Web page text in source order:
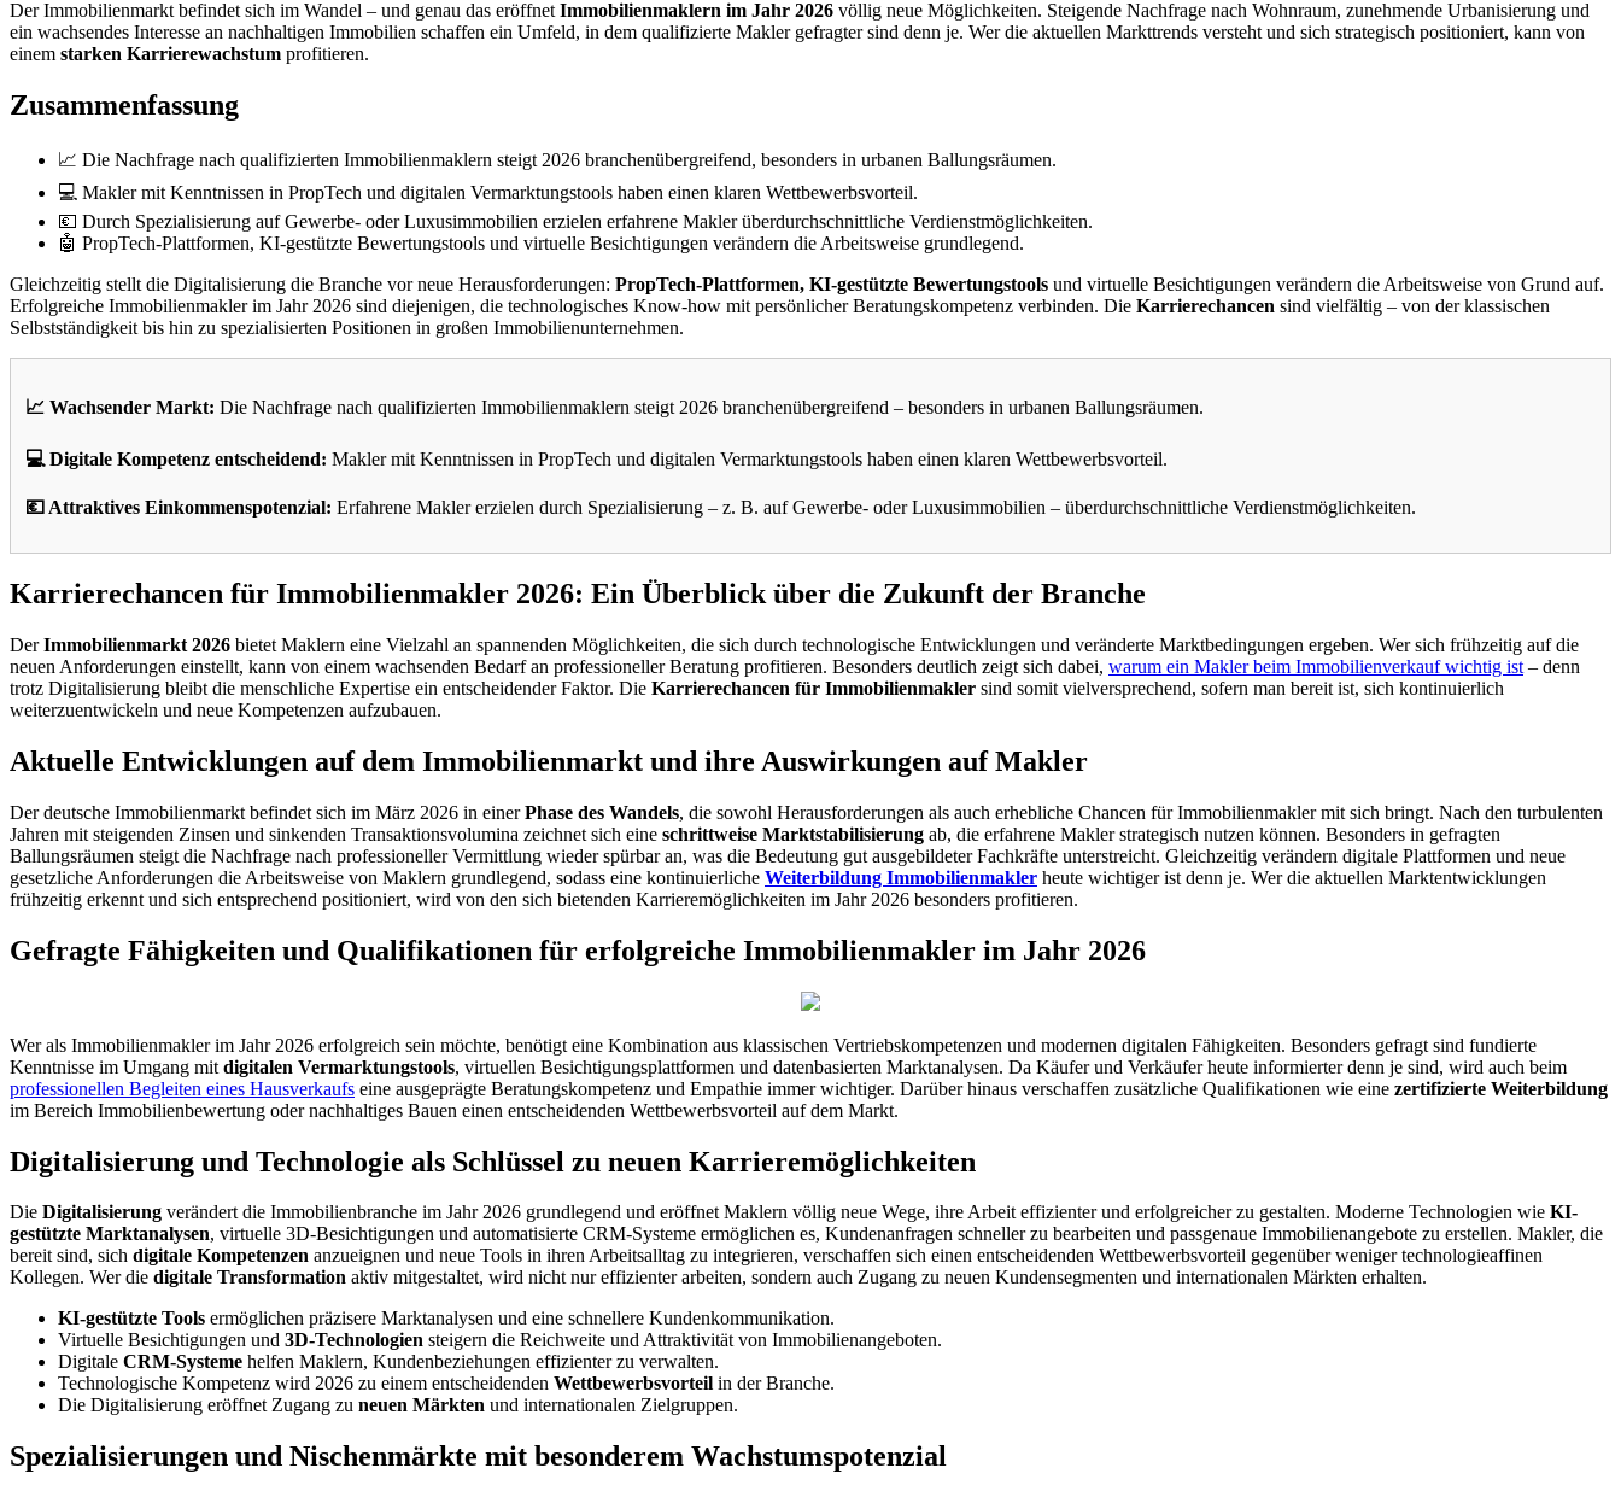
Der Immobilienmarkt befindet sich im Wandel – und genau das eröffnet Immobilienmaklern im Jahr 2026 völlig neue Möglichkeiten. Steigende Nachfrage nach Wohnraum, zunehmende Urbanisierung und
ein wachsendes Interesse an nachhaltigen Immobilien schaffen ein Umfeld, in dem qualifizierte Makler gefragter sind denn je. Wer die aktuellen Markttrends versteht und sich strategisch positioniert, kann von
einem starken Karrierewachstum profitieren.
Zusammenfassung
📈 Die Nachfrage nach qualifizierten Immobilienmaklern steigt 2026 branchenübergreifend, besonders in urbanen Ballungsräumen.
💻 Makler mit Kenntnissen in PropTech und digitalen Vermarktungstools haben einen klaren Wettbewerbsvorteil.
💶 Durch Spezialisierung auf Gewerbe- oder Luxusimmobilien erzielen erfahrene Makler überdurchschnittliche Verdienstmöglichkeiten.
🤖 PropTech-Plattformen, KI-gestützte Bewertungstools und virtuelle Besichtigungen verändern die Arbeitsweise grundlegend.
Gleichzeitig stellt die Digitalisierung die Branche vor neue Herausforderungen: PropTech-Plattformen, KI-gestützte Bewertungstools und virtuelle Besichtigungen verändern die Arbeitsweise von Grund auf.
Erfolgreiche Immobilienmakler im Jahr 2026 sind diejenigen, die technologisches Know-how mit persönlicher Beratungskompetenz verbinden. Die Karrierechancen sind vielfältig – von der klassischen
Selbstständigkeit bis hin zu spezialisierten Positionen in großen Immobilienunternehmen.
📈 Wachsender Markt: Die Nachfrage nach qualifizierten Immobilienmaklern steigt 2026 branchenübergreifend – besonders in urbanen Ballungsräumen.
💻 Digitale Kompetenz entscheidend: Makler mit Kenntnissen in PropTech und digitalen Vermarktungstools haben einen klaren Wettbewerbsvorteil.
💶 Attraktives Einkommenspotenzial: Erfahrene Makler erzielen durch Spezialisierung – z. B. auf Gewerbe- oder Luxusimmobilien – überdurchschnittliche Verdienstmöglichkeiten.
Karrierechancen für Immobilienmakler 2026: Ein Überblick über die Zukunft der Branche
DerImmobilienmarkt 2026 bietet Maklern eine Vielzahl an spannenden Möglichkeiten, die sich durch technologische Entwicklungen und veränderte Marktbedingungen ergeben. Wer sich frühzeitig auf die
neuen Anforderungen einstellt, kann von einem wachsenden Bedarf an professioneller Beratung profitieren. Besonders deutlich zeigt sich dabei, warum ein Makler beim Immobilienverkauf wichtig ist – denn
trotz Digitalisierung bleibt die menschliche Expertise ein entscheidender Faktor. Die Karrierechancen für Immobilienmakler sind somit vielversprechend, sofern man bereit ist, sich kontinuierlich
weiterzuentwickeln und neue Kompetenzen aufzubauen.
Aktuelle Entwicklungen auf dem Immobilienmarkt und ihre Auswirkungen auf Makler
Der deutsche Immobilienmarkt befindet sich im März 2026 in einerPhase des Wandels, die sowohl Herausforderungen als auch erhebliche Chancen für Immobilienmakler mit sich bringt. Nach den turbulenten
Jahren mit steigenden Zinsen und sinkenden Transaktionsvolumina zeichnet sich eine schrittweise Marktstabilisierung ab, die erfahrene Makler strategisch nutzen können. Besonders in gefragten
Ballungsräumen steigt die Nachfrage nach professioneller Vermittlung wieder spürbar an, was die Bedeutung gut ausgebildeter Fachkräfte unterstreicht. Gleichzeitig verändern digitale Plattformen und neue
gesetzliche Anforderungen die Arbeitsweise von Maklern grundlegend, sodass eine kontinuierliche Weiterbildung Immobilienmakler heute wichtiger ist denn je. Wer die aktuellen Marktentwicklungen
frühzeitig erkennt und sich entsprechend positioniert, wird von den sich bietenden Karrieremöglichkeiten im Jahr 2026 besonders profitieren.
Gefragte Fähigkeiten und Qualifikationen für erfolgreiche Immobilienmakler im Jahr 2026
Wer als Immobilienmakler im Jahr 2026 erfolgreich sein möchte, benötigt eine Kombination aus klassischen Vertriebskompetenzen und modernen digitalen Fähigkeiten. Besonders gefragt sind fundierte
Kenntnisse im Umgang mit digitalen Vermarktungstools, virtuellen Besichtigungsplattformen und datenbasierten Marktanalysen. Da Käufer und Verkäufer heute informierter denn je sind, wird auch beim
professionellen Begleiten eines Hausverkaufs eine ausgeprägte Beratungskompetenz und Empathie immer wichtiger. Darüber hinaus verschaffen zusätzliche Qualifikationen wie eine zertifizierte Weiterbildung
im Bereich Immobilienbewertung oder nachhaltiges Bauen einen entscheidenden Wettbewerbsvorteil auf dem Markt.
Digitalisierung und Technologie als Schlüssel zu neuen Karrieremöglichkeiten
Die Digitalisierung verändert die Immobilienbranche im Jahr 2026 grundlegend und eröffnet Maklern völlig neue Wege, ihre Arbeit effizienter und erfolgreicher zu gestalten. Moderne Technologien wie KI-
gestützte Marktanalysen, virtuelle 3D-Besichtigungen und automatisierte CRM-Systeme ermöglichen es, Kundenanfragen schneller zu bearbeiten und passgenaue Immobilienangebote zu erstellen. Makler, die
bereit sind, sich digitale Kompetenzen anzueignen und neue Tools in ihren Arbeitsalltag zu integrieren, verschaffen sich einen entscheidenden Wettbewerbsvorteil gegenüber weniger technologieaffinen
Kollegen. Wer die digitale Transformation aktiv mitgestaltet, wird nicht nur effizienter arbeiten, sondern auch Zugang zu neuen Kundensegmenten und internationalen Märkten erhalten.
KI-gestützte Tools ermöglichen präzisere Marktanalysen und eine schnellere Kundenkommunikation.
Virtuelle Besichtigungen und 3D-Technologien steigern die Reichweite und Attraktivität von Immobilienangeboten.
Digitale CRM-Systeme helfen Maklern, Kundenbeziehungen effizienter zu verwalten.
Technologische Kompetenz wird 2026 zu einem entscheidenden Wettbewerbsvorteil in der Branche.
Die Digitalisierung eröffnet Zugang zu neuen Märkten und internationalen Zielgruppen.
Spezialisierungen und Nischenmärkte mit besonderem Wachstumspotenzial